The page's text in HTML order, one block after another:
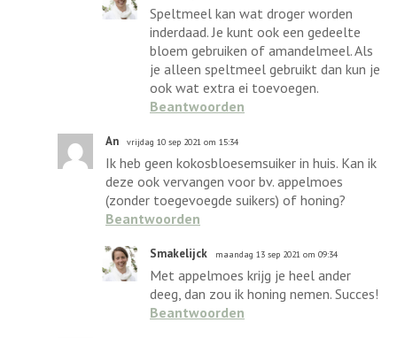
Speltmeel kan wat droger worden
inderdaad. Je kunt ook een gedeelte
bloem gebruiken of amandelmeel. Als
je alleen speltmeel gebruikt dan kun je
ook wat extra ei toevoegen.
Beantwoorden
An vrijdag 10 sep 2021 om 15:34
Ik heb geen kokosbloesemsuiker in huis. Kan ik
deze ook vervangen voor bv. appelmoes
(zonder toegevoegde suikers) of honing?
Beantwoorden
Smakelijck maandag 13 sep 2021 om 09:34
Met appelmoes krijg je heel ander
deeg, dan zou ik honing nemen. Succes!
Beantwoorden